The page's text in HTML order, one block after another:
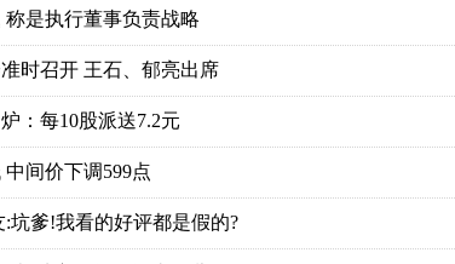
是执行董事负责战略
时召开 王石、郁亮出席
：每10股派送7.2元
间价下调599点
坑爹!我看的好评都是假的?